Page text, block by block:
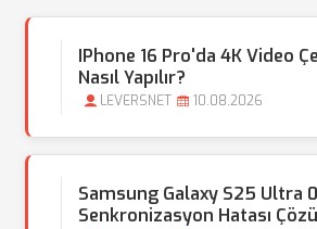
IPhone 16 Pro'da 4K Video
Nasıl Yapılır?
LEVERSNET 10.08.2026
Samsung Galaxy S25 Ultra
Senkronizasyon Hatası